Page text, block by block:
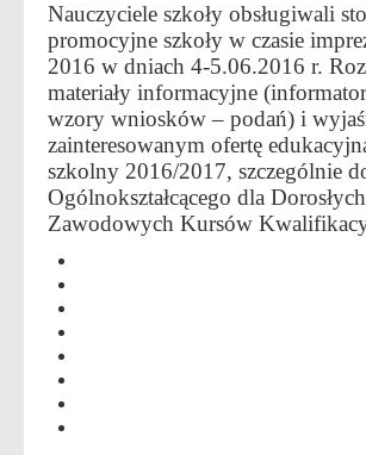
Nauczyciele szkoły obsługiwali
promocyjne szkoły w czasie
2016 w dniach 4-5.06.2016 r.
materiały informacyjne
wzory wniosków – podań) i
zainteresowanym ofertę
szkolny 2016/2017, szczególnie
Ogólnokształcącego dla
Zawodowych Kursów